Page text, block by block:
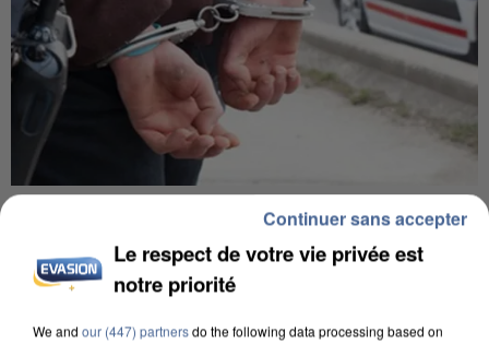
L’UN DES FONDATEURS SUPPOSÉS DE LA DZ
MAFIA INTERPELLÉ EN ALGÉRIE
Le respect de votre vie privée est
notre priorité
We and our (447) partnersdo the following data processing based on
Continuer sans accepter